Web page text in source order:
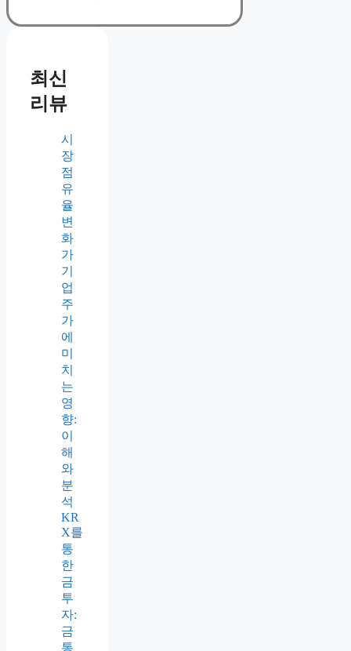
최신
리뷰
시
장
점
유
율
변
화
가
기
업
주
가
에
미
치
는
영
향:
이
해
와
분
석
KR
X를
통
한
금
투
자:
금
통